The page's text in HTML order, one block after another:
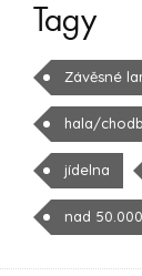
Tagy
Závěsné
hala/
jídelna
nad